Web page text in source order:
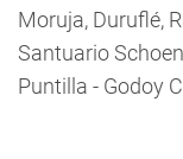
Moruja, Duruflé,
Santuario
Puntilla - Godoy